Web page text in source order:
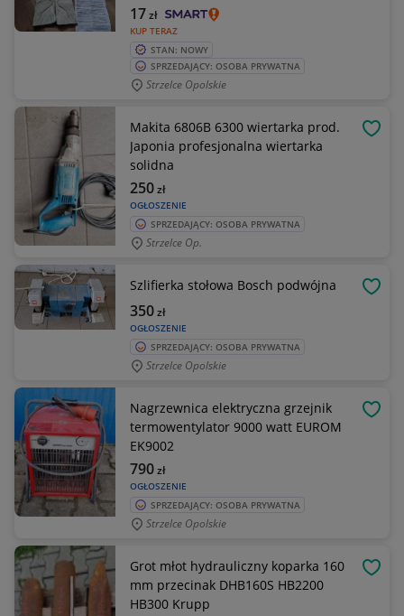
KUP TERAZ
17zł
STAN: NOWY
SPRZEDAJĄCY: OSOBA PRYWATNA
Strzelce Opolskie
Makita 6806B 6300 wiertarka prod.
Japonia profesjonalna wiertarka
solidna
OGŁOSZENIE
250zł
SPRZEDAJĄCY: OSOBA PRYWATNA
Strzelce Op.
Szlifierka stołowa Bosch podwójna
OGŁOSZENIE
350zł
SPRZEDAJĄCY: OSOBA PRYWATNA
Strzelce Opolskie
Nagrzewnica elektryczna grzejnik
termowentylator 9000 watt EUROM
EK9002
OGŁOSZENIE
790zł
SPRZEDAJĄCY: OSOBA PRYWATNA
Strzelce Opolskie
Grot młot hydrauliczny koparka 160
mm przecinak DHB160S HB2200
HB300 Krupp